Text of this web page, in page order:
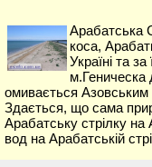
Арабатська
коса,
Україні та
м.Геническа
омивається
Здається, що сама
Арабатську стрілку
вод на Арабатській